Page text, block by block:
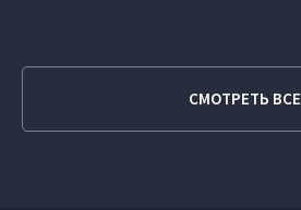
СМОТРЕТЬ ВСЕ